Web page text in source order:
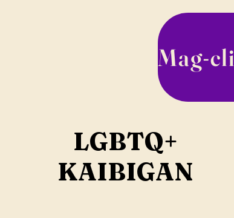
LGBTQ+
KAIBIGAN